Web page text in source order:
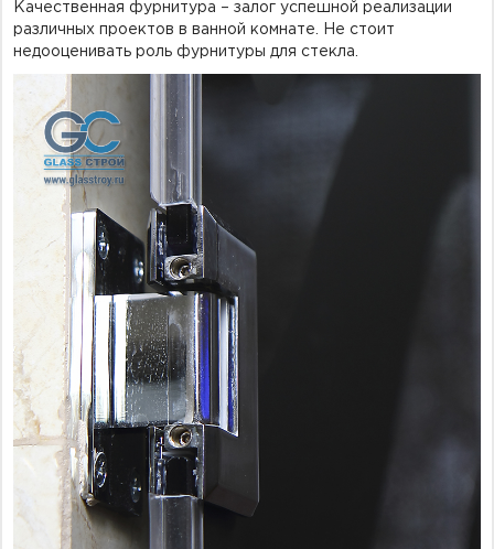
Качественная фурнитура – залог успешной реализации
различных проектов в ванной комнате. Не стоит
недооценивать роль фурнитуры для стекла.